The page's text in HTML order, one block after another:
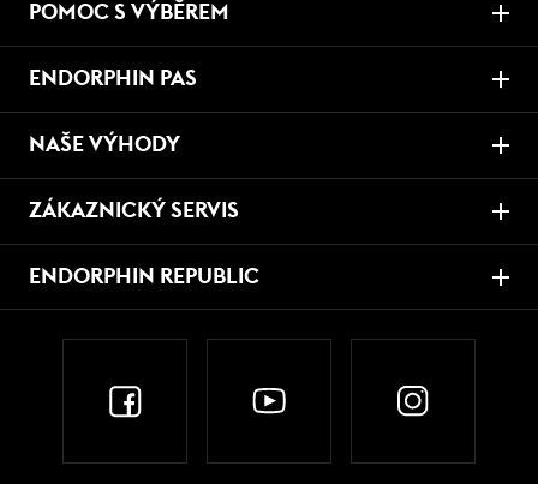
POMOC S VÝBĚREM
ENDORPHIN PAS
NAŠE VÝHODY
ZÁKAZNICKÝ SERVIS
ENDORPHIN REPUBLIC